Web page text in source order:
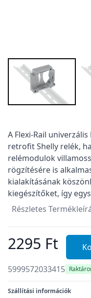
Termékleírás
A Flexi-Rail
retrofit Shelly relék,
relémodulok
rögzítésére is
kialakításának
kiegészítőket, így
Részletes
2295 Ft
5999572033415
Szállítási információk